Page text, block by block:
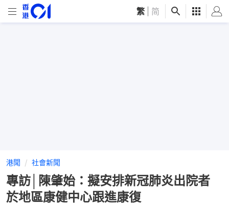
繁 简
港聞 社會新聞
專訪│陳肇始：擬安排新冠肺炎出院者
於地區康健中心跟進康復